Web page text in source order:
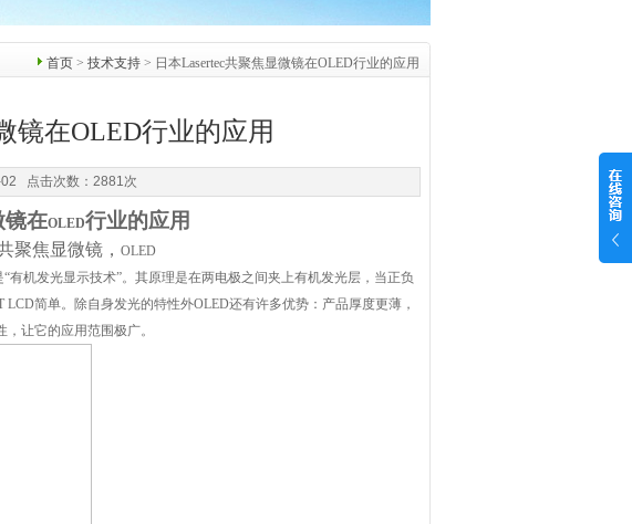
首页 > 技术支持 > 日本Lasertec共聚焦显微镜在OLED行业的应用
镜在OLED行业的应用
02 点击次数：2881次
镜在OLED行业的应用
聚焦显微镜， OLED
“有机发光显示技术”。其原理是在两电极之间夹上有机发光层，当正负
LCD简单。除自身发光的特性外OLED还有许多优势：产品厚度更薄，
，让它的应用范围极广。